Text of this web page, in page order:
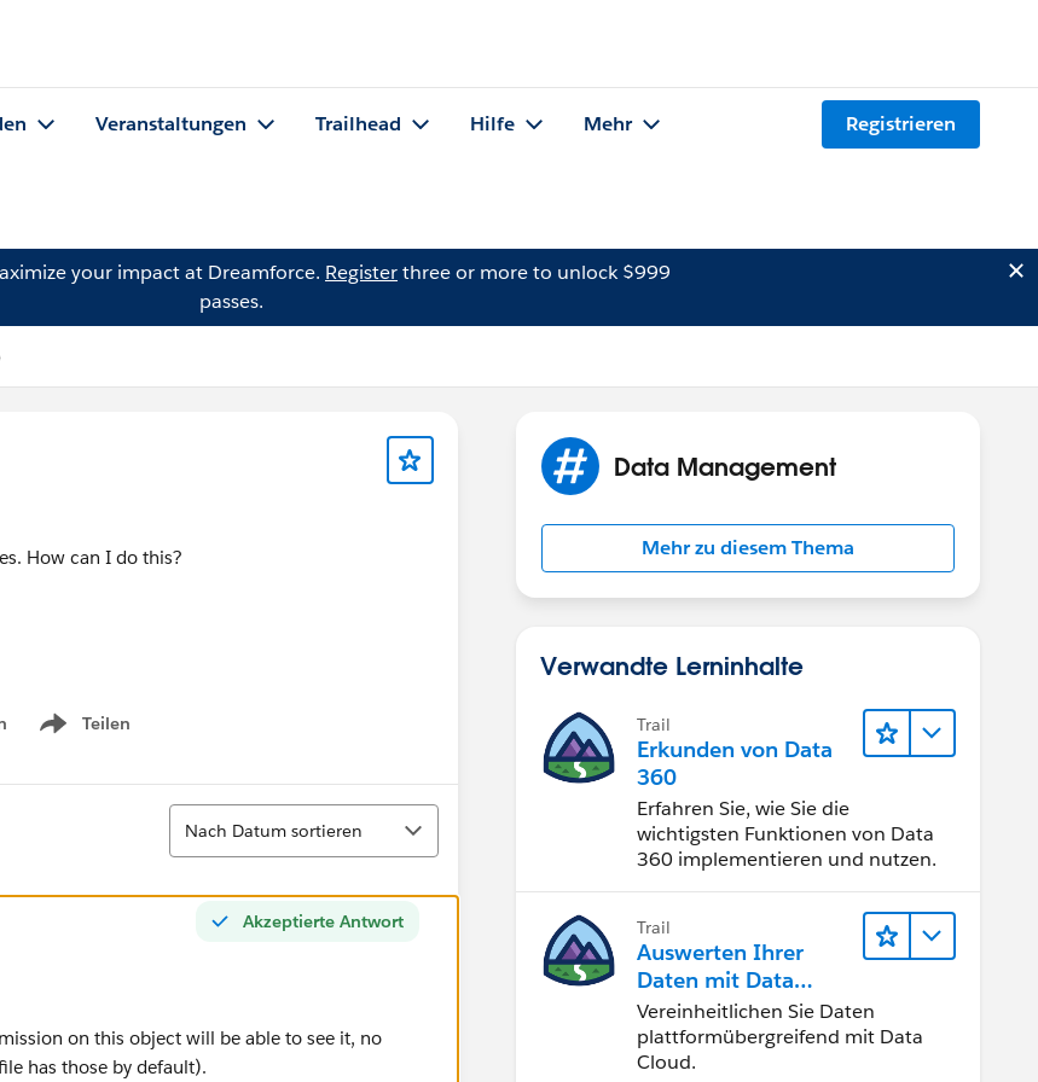
Veranstaltungen Trailhead Hilfe Mehr Registrieren
your impact at Dreamforce. Registerthree or more to unlock $999
passes.
How can I do this?
Teilen
Show menu
Sortieren
Nach Datum sortieren
Akzeptierte Antwort
on this object will be able to see it, no
has those by default).
Data Management
Mehr zu diesem Thema
Verwandte Lerninhalte
Trail
Erkunden von Data
360
Erfahren Sie, wie Sie die
wichtigsten Funktionen von Data
360 implementieren und nutzen.
Trail
Auswerten Ihrer
Daten mit Data
Cloud
Vereinheitlichen Sie Daten
plattformübergreifend mit Data
Cloud.